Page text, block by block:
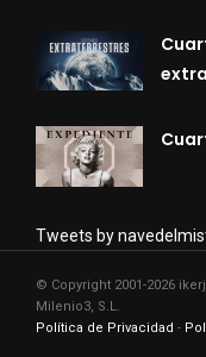
Tweets by
© Copyright 2001-2026
Milenio3, S.L.
Política de Privacidad -